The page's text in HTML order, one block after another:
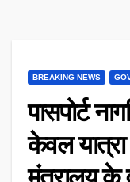
BREAKING NEWS
पासपोर्ट
केवल